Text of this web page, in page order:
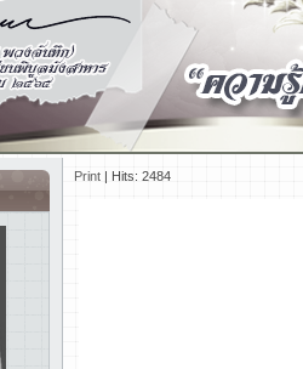
Print | Hits: 2484